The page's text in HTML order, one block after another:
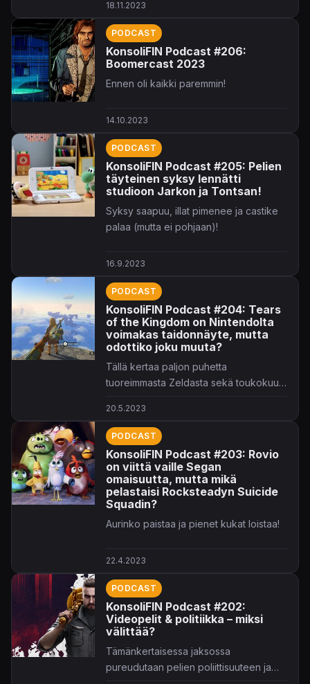
18.11.2023
PODCAST
KonsoliFIN Podcast #206:
Boomercast 2023
Ennen oli kaikki paremmin!
14.10.2023
PODCAST
KonsoliFIN Podcast #205: Pelien
täyteinen syksy lennätti
studioon Jarkon ja Tontsan!
Syksy saapuu, illat pimenee ja castike
palaa (mutta ei pohjaan)!
16.9.2023
PODCAST
KonsoliFIN Podcast #204: Tears
of the Kingdom on Nintendolta
voimakas taidonnäyte, mutta
odottiko joku muuta?
Tällä kertaa paljon puhetta
tuoreimmasta Zeldasta sekä toukokuun
lakosta!
20.5.2023
PODCAST
KonsoliFIN Podcast #203: Rovio
on viittä vaille Segan
omaisuutta, mutta mikä
pelastaisi Rocksteadyn Suicide
Squadin?
Aurinko paistaa ja pienet kukat loistaa!
22.4.2023
PODCAST
KonsoliFIN Podcast #202:
Videopelit & politiikka – miksi
välittää?
Tämänkertaisessa jaksossa
pureudutaan pelien poliittisuuteen ja